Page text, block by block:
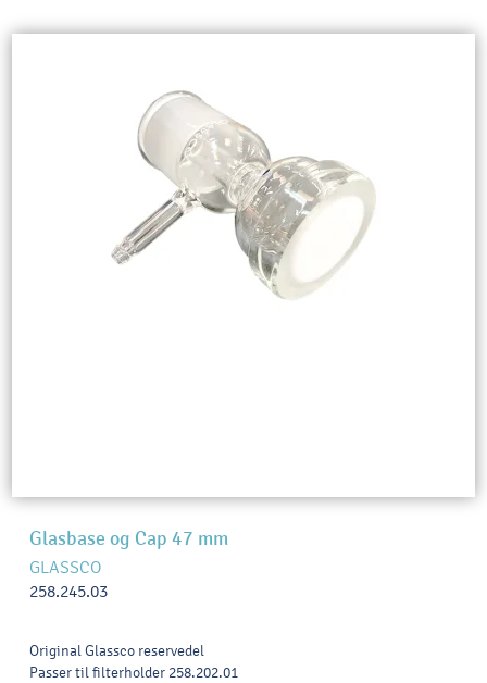
Glasbase og Cap 47 mm
GLASSCO
258.245.03
Original Glassco reservedel
Passer til filterholder 258.202.01